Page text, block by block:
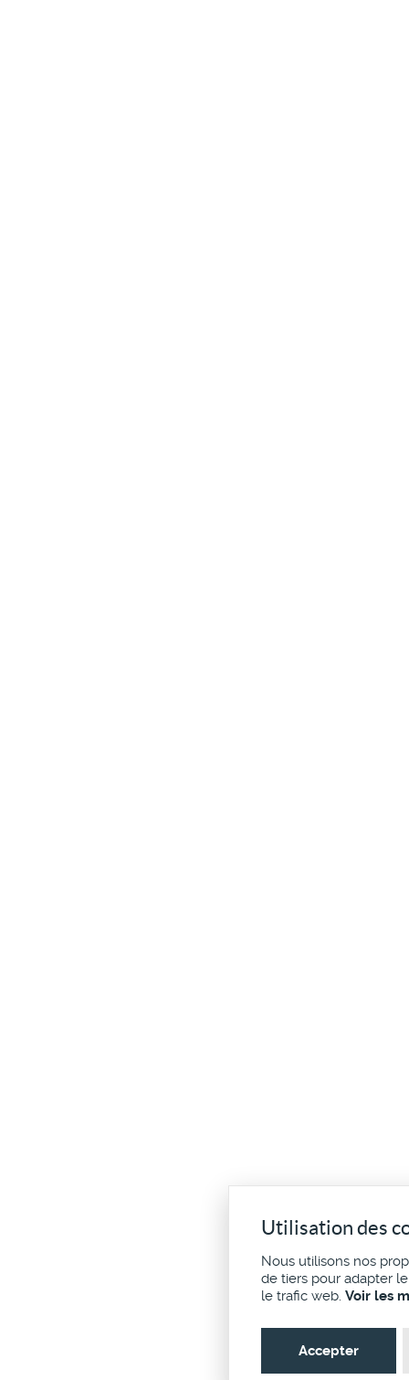
Utilisation des
Nous utilisons nos
de tiers pour adapter
le trafic web. Voir les
Accepter